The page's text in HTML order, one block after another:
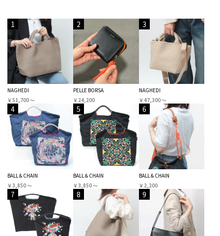
1
NAGHEDI
￥51,700 〜
2
PELLE BORSA
￥24,200
3
NAGHEDI
￥47,300 〜
4
BALL＆CHAIN
￥3,850 〜
5
BALL＆CHAIN
￥3,850 〜
6
BALL＆CHAIN
￥2,200
7 8 9